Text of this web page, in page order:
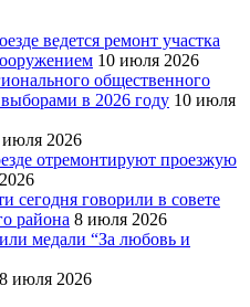
ведется ремонт участка
10 июля 2026
общественного
в 2026 году 10 июля
июля 2026
отремонтируют проезжую
сегодня говорили в совете
района 8 июля 2026
медали “За любовь и
8 июля 2026